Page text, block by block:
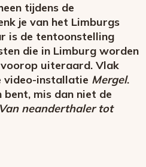
tijdens de
je van het Limburgs
is de tentoonstelling
die in Limburg worden
uiteraard. Vlak
video-installatie Mergel.
bent, mis dan niet de
Van neanderthaler tot